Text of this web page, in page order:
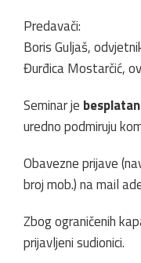
Predavači:
Boris Guljaš,
Đurđica Mostarčić,
Seminar je besplatan
uredno podmiruju
Obavezne prijave
broj mob.) na mail
Zbog ograničenih
prijavljeni sudionici.